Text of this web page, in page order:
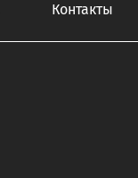
Контакты